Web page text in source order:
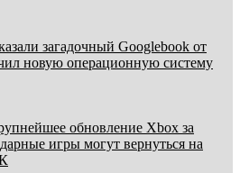
загадочный Googlebook от
новую операционную систему
обновление Xbox за
игры могут вернуться на